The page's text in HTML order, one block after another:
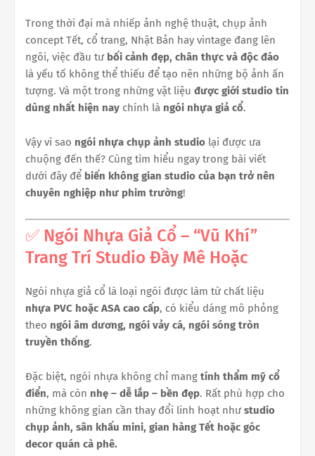
Trong thời đại mà nhiếp ảnh nghệ thuật, chụp ảnh
concept Tết, cổ trang, Nhật Bản hay vintage đang lên
ngôi, việc đầu tư bối cảnh đẹp, chân thực và độc đáo
là yếu tố không thể thiếu để tạo nên những bộ ảnh ấn
tượng. Và một trong những vật liệu được giới studio tin
dùng nhất hiện nay chính là ngói nhựa giả cổ.
Vậy vì sao ngói nhựa chụp ảnh studio lại được ưa
chuộng đến thế? Cùng tìm hiểu ngay trong bài viết
dưới đây để biến không gian studio của bạn trở nên
chuyên nghiệp như phim trường!
✅ Ngói Nhựa Giả Cổ – “Vũ Khí”
Trang Trí Studio Đầy Mê Hoặc
Ngói nhựa giả cổ là loại ngói được làm từ chất liệu
nhựa PVC hoặc ASA cao cấp, có kiểu dáng mô phỏng
theo ngói âm dương, ngói vảy cá, ngói sóng tròn
truyền thống.
Đặc biệt, ngói nhựa không chỉ mang tính thẩm mỹ cổ
điển, mà còn nhẹ – dễ lắp – bền đẹp. Rất phù hợp cho
những không gian cần thay đổi linh hoạt như studio
chụp ảnh, sân khấu mini, gian hàng Tết hoặc góc
decor quán cà phê.